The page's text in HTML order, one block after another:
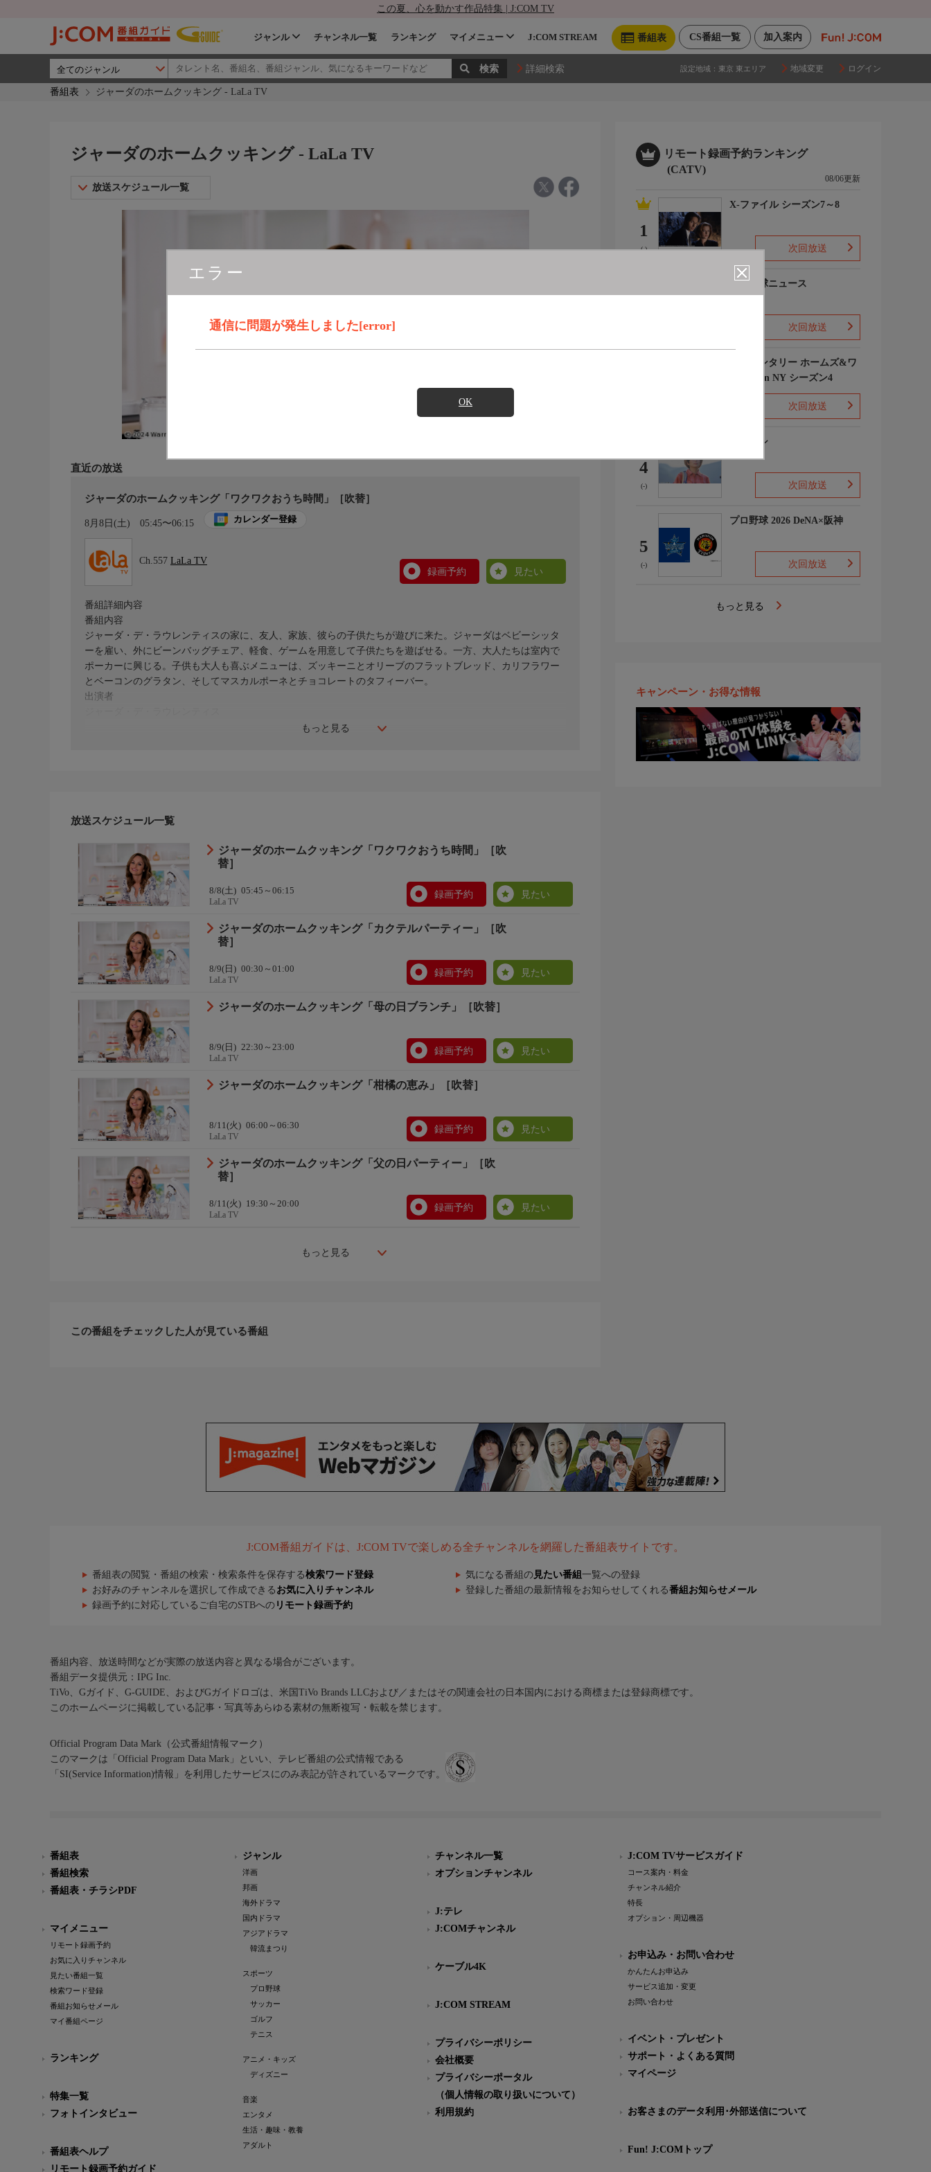
この夏、心を動かす作品特集 | J:COM TV
加入案内
CS番組一覧
番組表
ジャンル チャンネル一覧 ランキング マイメニュー J:COM STREAM
詳細検索 設定地域： 東京 東エリア 地域変更 ログイン
番組表 ジャーダのホームクッキング - LaLa TV
エラー
通信に問題が発生しました[error]
OK
ジャーダのホームクッキング - LaLa TV
放送スケジュール一覧
直近の放送
ジャーダのホームクッキング「ワクワクおうち時間」［吹替］
8月8日(土) 05:45〜06:15 カレンダー登録
Ch.557 LaLa TV
録画予約
見たい
もっと見る
番組詳細内容
番組内容
ジャーダ・デ・ラウレンティスの家に、友人、家族、彼らの子供たちが遊びに来た。ジャーダはベビーシッタ
ーを雇い、外にビーンバッグチェア、軽食、ゲームを用意して子供たちを遊ばせる。一方、大人たちは室内で
ポーカーに興じる。子供も大人も喜ぶメニューは、ズッキーニとオリーブのフラットブレッド、カリフラワー
とベーコンのグラタン、そしてマスカルポーネとチョコレートのタフィーバー。
出演者
放送スケジュール一覧
ジャーダのホームクッキング「ワクワクおうち時間」［吹
替］
8/8(土) 05:45～06:15
LaLa TV
録画予約 見たい
ジャーダのホームクッキング「カクテルパーティー」［吹
替］
8/9(日) 00:30～01:00
LaLa TV
録画予約 見たい
ジャーダのホームクッキング「母の日ブランチ」［吹替］
8/9(日) 22:30～23:00
LaLa TV
録画予約 見たい
ジャーダのホームクッキング「柑橘の恵み」［吹替］
8/11(火) 06:00～06:30
LaLa TV
録画予約 見たい
ジャーダのホームクッキング「父の日パーティー」［吹
替］
8/11(火) 19:30～20:00
LaLa TV
録画予約 見たい
もっと見る
この番組をチェックした人が見ている番組
リモート録画予約ランキング
(CATV)
08/06更新
1
(-)
X-ファイル シーズン7～8
次回放送
プロ野球ニュース
次回放送
エレメンタリー ホームズ&ワ
トソン in NY シーズン4
次回放送
4
(-)
下山メシ
次回放送
5
(-)
プロ野球 2026 DeNA×阪神
次回放送
もっと見る
キャンペーン・お得な情報
J:COM番組ガイドは、J:COM TVで楽しめる全チャンネルを網羅した番組表サイトです。
番組表の閲覧・番組の検索・検索条件を保存する検索ワード登録 気になる番組の 見たい番組 一覧への登録
お好みのチャンネルを選択して作成できる お気に入りチャンネル 登録した番組の最新情報をお知らせしてくれる番組お知らせメール
録画予約に対応しているご自宅のSTBへの リモート録画予約
番組内容、放送時間などが実際の放送内容と異なる場合がございます。
番組データ提供元：IPG Inc.
TiVo、Gガイド、G-GUIDE、およびGガイドロゴは、米国TiVo Brands LLCおよび／またはその関連会社の日本国内における商標または登録商標です。
このホームページに掲載している記事・写真等あらゆる素材の無断複写・転載を禁じます。
Official Program Data Mark（公式番組情報マーク）
このマークは「Official Program Data Mark」といい、テレビ番組の公式情報である
「SI(Service Information)情報」を利用したサービスにのみ表記が許されているマークです。
番組表
番組検索
番組表・チラシPDF
マイメニュー
リモート録画予約
お気に入りチャンネル
見たい番組一覧
検索ワード登録
番組お知らせメール
マイ番組ページ
ランキング
特集一覧
フォトインタビュー
番組表ヘルプ
リモート録画予約ガイド
ジャンル
洋画
邦画
海外ドラマ
国内ドラマ
アジアドラマ
韓流まつり
スポーツ
プロ野球
サッカー
ゴルフ
テニス
アニメ・キッズ
ディズニー
音楽
エンタメ
生活・趣味・教養
アダルト
チャンネル一覧
オプションチャンネル
J:テレ
J:COMチャンネル
ケーブル4K
J:COM STREAM
プライバシーポリシー
会社概要
プライバシーポータル
（個人情報の取り扱いについて）
利用規約
J:COM TVサービスガイド
コース案内・料金
チャンネル紹介
特長
オプション・周辺機器
お申込み・お問い合わせ
かんたんお申込み
サービス追加・変更
お問い合わせ
イベント・プレゼント
サポート・よくある質問
マイページ
お客さまのデータ利用･外部送信について
Fun! J:COMトップ